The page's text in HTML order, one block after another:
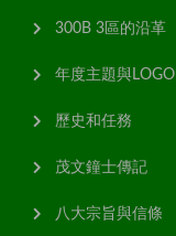
300B 3區的沿革
年度主題與LOGO
歷史和任務
茂文鐘士傳記
八大宗旨與信條